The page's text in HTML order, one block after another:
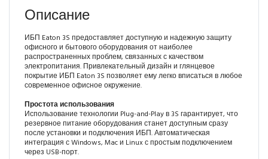
Описание
ИБП Eaton 3S предоставляет доступную и надежную защиту
офисного и бытового оборудования от наиболее
распространенных проблем, связанных с качеством
электропитания. Привлекательный дизайн и глянцевое
покрытие ИБП Eaton 3S позволяет ему легко вписаться в любое
современное офисное окружение.
Простота использования
Использование технологии Plug-and-Play в 3S гарантирует, что
резервное питание оборудования станет доступным сразу
после установки и подключения ИБП. Автоматическая
интеграция с Windows, Mac и Linux с простым подключением
через USB-порт.